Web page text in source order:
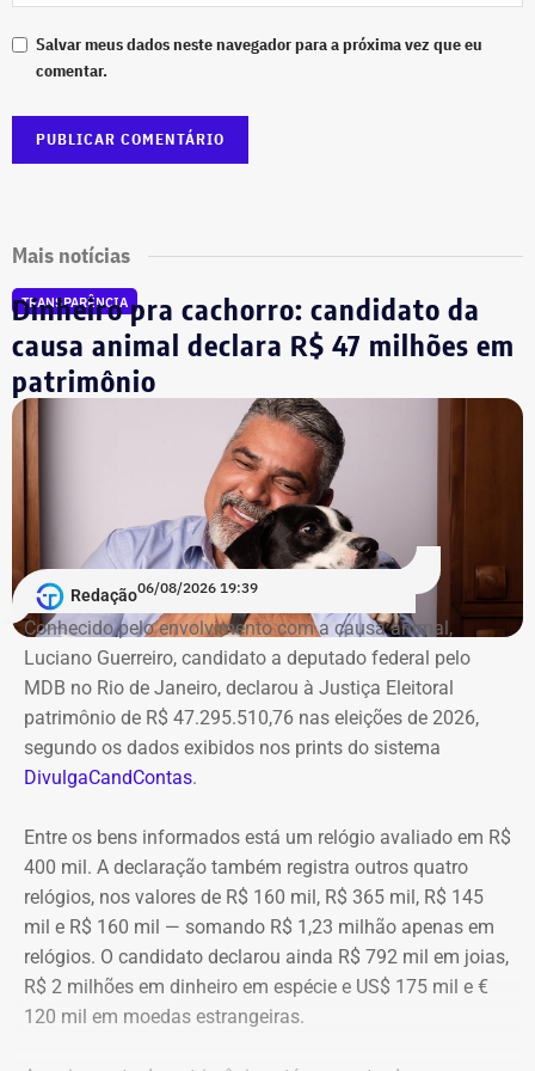
Salvar meus dados neste navegador para a próxima vez que eu
comentar.
Mais notícias
TRANSPARÊNCIA
Dinheiro pra cachorro: candidato da
causa animal declara R$ 47 milhões em
patrimônio
Redação06/08/2026 19:39
Conhecido pelo envolvimento com a causa animal,
Luciano Guerreiro, candidato a deputado federal pelo
MDB no Rio de Janeiro, declarou à Justiça Eleitoral
patrimônio de R$ 47.295.510,76 nas eleições de 2026,
segundo os dados exibidos nos prints do sistema
DivulgaCandContas.
Entre os bens informados está um relógio avaliado em R$
400 mil. A declaração também registra outros quatro
relógios, nos valores de R$ 160 mil, R$ 365 mil, R$ 145
mil e R$ 160 mil — somando R$ 1,23 milhão apenas em
relógios. O candidato declarou ainda R$ 792 mil em joias,
R$ 2 milhões em dinheiro em espécie e US$ 175 mil e €
120 mil em moedas estrangeiras.